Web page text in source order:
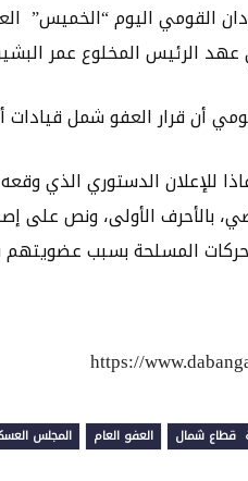
القومي اليوم “الخميس”
الرئيس المخلوع عمر
أن قرار العفو شمل
للإعلان الدستوري الذي
بالأحرف الأولى، ونص على
المسلحة بسبب
قطاع شمال العفو العام المجلس